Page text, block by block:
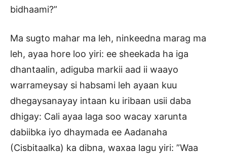
bidhaami?”
Ma sugto mahar ma leh, ninkeedna marag ma
leh, ayaa hore loo yiri: ee sheekada ha iga
dhantaalin, adiguba markii aad ii waayo
warrameysay si habsami leh ayaan kuu
dhegaysanayay intaan ku iribaan usii daba
dhigay: Cali ayaa laga soo wacay xarunta
dabiibka iyo dhaymada ee Aadanaha
(Cisbitaalka) ka dibna, waxaa lagu yiri: ”Waa